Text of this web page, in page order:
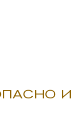
И